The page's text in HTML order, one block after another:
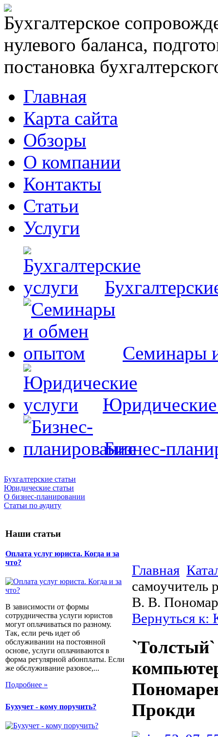
Бухгалтерское
нулевого баланса,
постановка
Главная
Карта сайта
Обзоры
О компании
Контакты
Статьи
Услуги
Семинары
Юридические
Бизнес-
Бухгалтерские статьи
Юридические статьи
О бизнес-планировании
Статьи по аудиту
Наши статьи
Оплата услуг юриста. Когда и за
что?
В зависимости от формы
сотрудничества услуги юристов
могут оплачиваться по разному.
Так, если речь идет об
обслуживании на постоянной
основе, услуги оплачиваются в
форма регулярной абонплаты. Если
же обслуживание разовое,...
Подробнее »
Бухучет - кому поручить?
Главная
самоучитель
В. В.
Вернуться к:
`Толстый`
Прокди